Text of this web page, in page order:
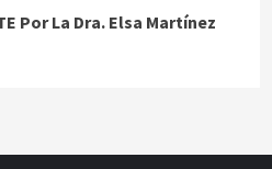
Por La Dra. Elsa Martínez